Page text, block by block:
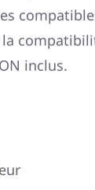
inclus.